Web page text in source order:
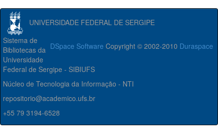
UNIVERSIDADE FEDERAL DE SERGIPE
DSpace Software Copyright © 2002-2010 Duraspace
Sistema de
Bibliotecas da
Universidade
Federal de Sergipe - SIBIUFS
Núcleo de Tecnologia da Informação - NTI
repositorio@academico.ufs.br
+55 79 3194-6528